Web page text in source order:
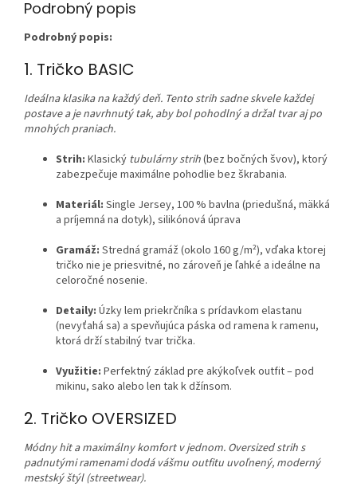
Podrobný popis
Podrobný popis:
1. Tričko BASIC
Ideálna klasika na každý deň. Tento strih sadne skvele každej
postave a je navrhnutý tak, aby bol pohodlný a držal tvar aj po
mnohých praniach.
Strih: Klasický tubulárny strih(bez bočných švov), ktorý
zabezpečuje maximálne pohodlie bez škrabania.
Materiál: Single Jersey, 100 % bavlna (priedušná, mäkká
a príjemná na dotyk), silikónová úprava
Gramáž: Stredná gramáž (okolo 160 g/m²), vďaka ktorej
tričko nie je priesvitné, no zároveň je ľahké a ideálne na
celoročné nosenie.
Detaily: Úzky lem priekrčníka s prídavkom elastanu
(nevyťahá sa) a spevňujúca páska od ramena k ramenu,
ktorá drží stabilný tvar trička.
Využitie: Perfektný základ pre akýkoľvek outfit – pod
mikinu, sako alebo len tak k džínsom.
2. Tričko OVERSIZED
Módny hit a maximálny komfort v jednom. Oversized strih s
padnutými ramenami dodá vášmu outfitu uvoľnený, moderný
mestský štýl (streetwear).